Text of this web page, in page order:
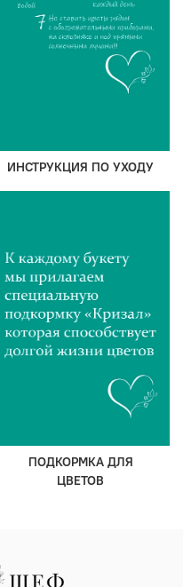
ИНСТРУКЦИЯ ПО УХОДУ
ПОДКОРМКА ДЛЯ
ЦВЕТОВ